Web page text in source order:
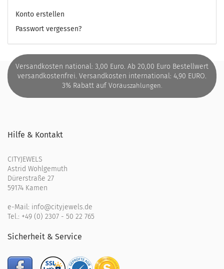
Konto erstellen
Passwort vergessen?
Versandkosten national: 3,00 Euro. Ab 20,00 Euro Bestellwert
versandkostenfrei. Versandkosten international: 4,90 EURO.
3% Rabatt auf Vorauszahlungen.
Hilfe & Kontakt
CITYJEWELS
Astrid Wohlgemuth
Dürerstraße 27
59174 Kamen
e-Mail: info@cityjewels.de
Tel.: +49 (0) 2307 - 50 22 765
Sicherheit & Service